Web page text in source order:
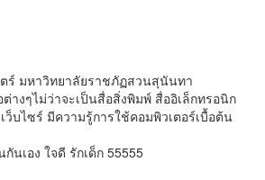
ร์ มหาวิทยาลัยราชภัฏสวนสุนันทา
างๆไม่ว่าจะเป็นสื่อสิ่งพิมพ์ สื่ออิเล็กทรอนิก
บไซร์ มีความรู้การใช้คอมพิวเตอร์เบื้อต้น
นเอง ใจดี รักเด็ก 55555